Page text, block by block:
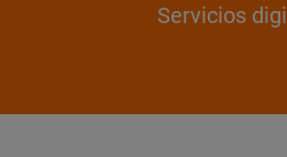
Servicios